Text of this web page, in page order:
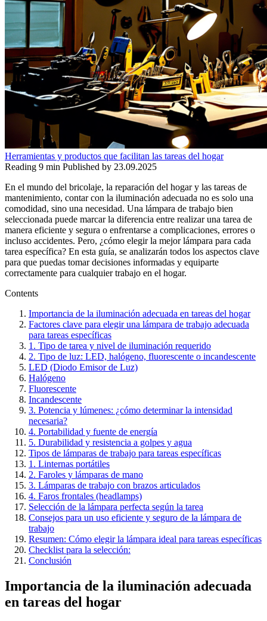
Herramientas y productos que facilitan las tareas del hogar
Reading 9 min Published by 23.09.2025
En el mundo del bricolaje, la reparación del hogar y las tareas de
mantenimiento, contar con la iluminación adecuada no es solo una
comodidad, sino una necesidad. Una lámpara de trabajo bien
seleccionada puede marcar la diferencia entre realizar una tarea de
manera eficiente y segura o enfrentarse a complicaciones, errores o
incluso accidentes. Pero, ¿cómo elegir la mejor lámpara para cada
tarea específica? En esta guía, se analizarán todos los aspectos clave
para que puedas tomar decisiones informadas y equiparte
correctamente para cualquier trabajo en el hogar.
Contents
Importancia de la iluminación adecuada en tareas del hogar
Factores clave para elegir una lámpara de trabajo adecuada
para tareas específicas
1. Tipo de tarea y nivel de iluminación requerido
2. Tipo de luz: LED, halógeno, fluorescente o incandescente
LED (Diodo Emisor de Luz)
Halógeno
Fluorescente
Incandescente
3. Potencia y lúmenes: ¿cómo determinar la intensidad
necesaria?
4. Portabilidad y fuente de energía
5. Durabilidad y resistencia a golpes y agua
Tipos de lámparas de trabajo para tareas específicas
1. Linternas portátiles
2. Faroles y lámparas de mano
3. Lámparas de trabajo con brazos articulados
4. Faros frontales (headlamps)
Selección de la lámpara perfecta según la tarea
Consejos para un uso eficiente y seguro de la lámpara de
trabajo
Resumen: Cómo elegir la lámpara ideal para tareas específicas
Checklist para la selección:
Conclusión
Importancia de la iluminación adecuada
en tareas del hogar